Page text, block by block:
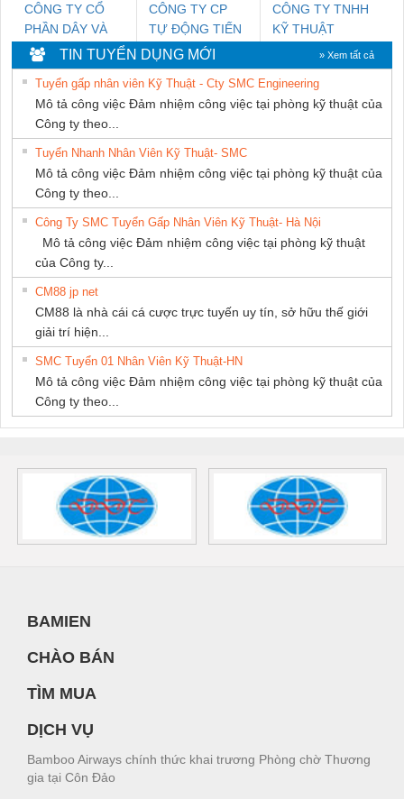
CÔNG TY CỔ
PHẦN DÂY VÀ
CÁP ĐIỆN
THƯỢNG ĐÌNH
CÔNG TY CP
TỰ ĐỘNG TIẾN
HƯNG
CÔNG TY TNHH
KỸ THUẬT
KTECH VIỆT
NAM
TIN TUYỂN DỤNG MỚI » Xem tất cả
Tuyển gấp nhân viên Kỹ Thuật - Cty SMC Engineering
Mô tả công việc Đảm nhiệm công việc tại phòng kỹ thuật của
Công ty theo...
Tuyển Nhanh Nhân Viên Kỹ Thuật- SMC
Mô tả công việc Đảm nhiệm công việc tại phòng kỹ thuật của
Công ty theo...
Công Ty SMC Tuyển Gấp Nhân Viên Kỹ Thuật- Hà Nội
Mô tả công việc Đảm nhiệm công việc tại phòng kỹ thuật
của Công ty...
CM88 jp net
CM88 là nhà cái cá cược trực tuyến uy tín, sở hữu thế giới
giải trí hiện...
SMC Tuyển 01 Nhân Viên Kỹ Thuật-HN
Mô tả công việc Đảm nhiệm công việc tại phòng kỹ thuật của
Công ty theo...
BAMIEN
CHÀO BÁN
TÌM MUA
DỊCH VỤ
Bamboo Airways chính thức khai trương Phòng chờ Thương
gia tại Côn Đảo